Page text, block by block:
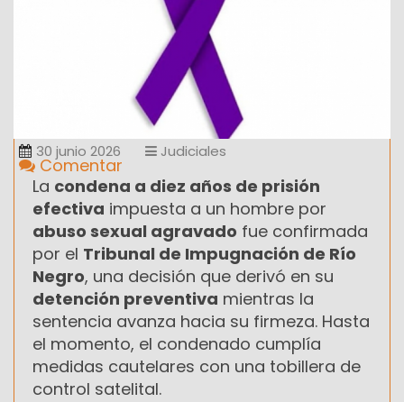
30 junio 2026 Judiciales
Comentar
La condena a diez años de prisión
efectiva impuesta a un hombre por
abuso sexual agravado fue confirmada
por el Tribunal de Impugnación de Río
Negro, una decisión que derivó en su
detención preventiva mientras la
sentencia avanza hacia su firmeza. Hasta
el momento, el condenado cumplía
medidas cautelares con una tobillera de
control satelital.